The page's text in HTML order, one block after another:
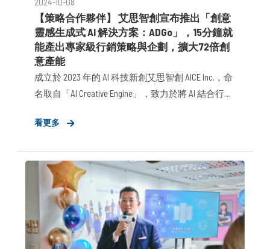
【策略合作夥伴】 艾思智創宣布推出「創意
靈感生成式 AI 解決方案：ADGo」，15分鐘就
能產出專家級行銷策略與企劃，擴大72倍創
意產能
成立於 2023 年的 AI 科技新創艾思智創 AICE Inc.，命
名取自「AI Creative Engine」，致力於將 AI 結合行銷
畢業的學長學弟共同創辦，結合超過二十年的廣告
於上海設立並回到臺北做為海外市場首站，今（8
日）舉辦全球首場的產品上市發佈會，宣布推出全
臺第一個專為「廣告行銷創意」垂直場景而生的
「創意靈感生成式 AI 解決方案：ADGo」，主打「多
場景、高時效、超水準」三大競爭優勢，ADGo重新
定義創意生成方式，任何人都能在 15 分鐘內獨自完
看更多